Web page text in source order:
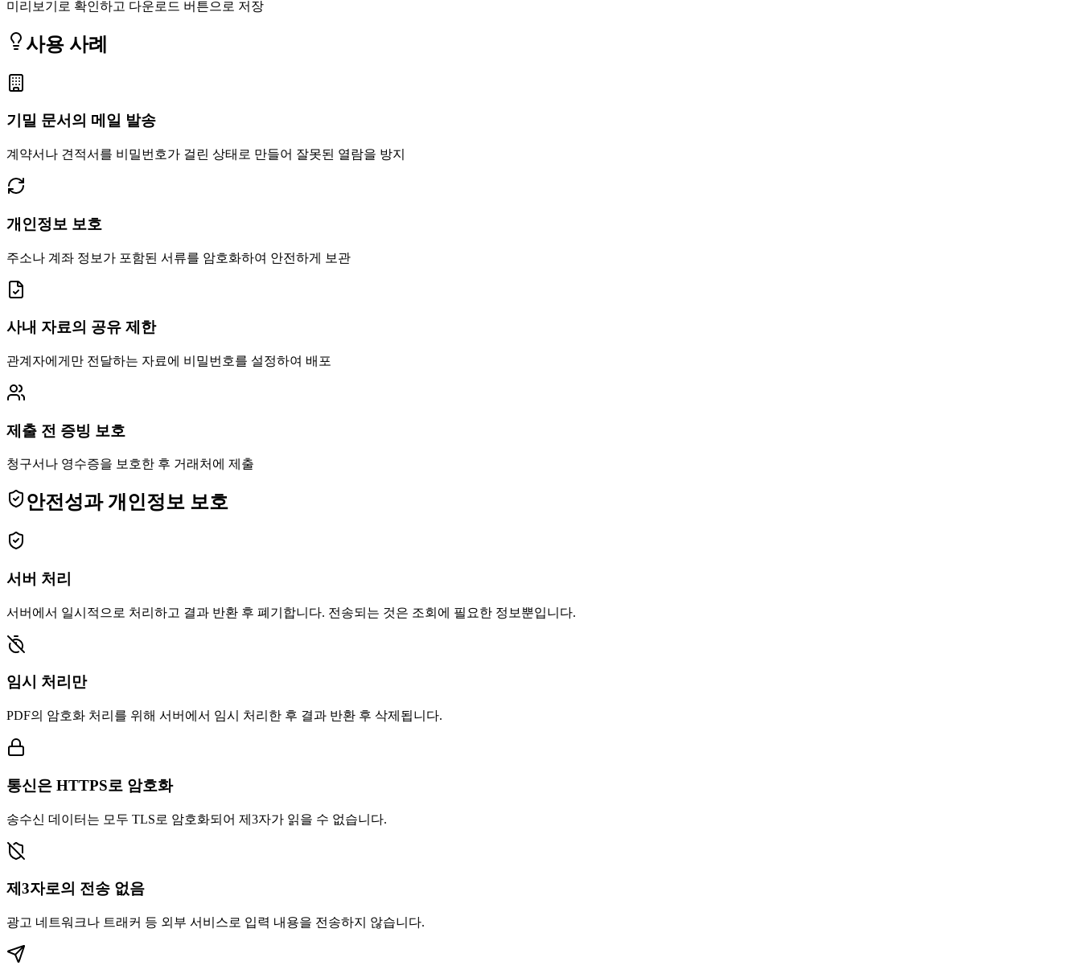
미리보기로 확인하고 다운로드 버튼으로 저장
사용 사례
기밀 문서의 메일 발송
계약서나 견적서를 비밀번호가 걸린 상태로 만들어 잘못된 열람을 방지
개인정보 보호
주소나 계좌 정보가 포함된 서류를 암호화하여 안전하게 보관
사내 자료의 공유 제한
관계자에게만 전달하는 자료에 비밀번호를 설정하여 배포
제출 전 증빙 보호
청구서나 영수증을 보호한 후 거래처에 제출
안전성과 개인정보 보호
서버 처리
서버에서 일시적으로 처리하고 결과 반환 후 폐기합니다. 전송되는 것은 조회에 필요한 정보뿐입니다.
임시 처리만
PDF의 암호화 처리를 위해 서버에서 임시 처리한 후 결과 반환 후 삭제됩니다.
통신은 HTTPS로 암호화
송수신 데이터는 모두 TLS로 암호화되어 제3자가 읽을 수 없습니다.
제3자로의 전송 없음
광고 네트워크나 트래커 등 외부 서비스로 입력 내용을 전송하지 않습니다.